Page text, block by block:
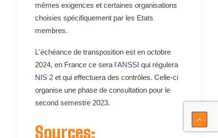
mêmes exigences et certaines organisations
choisies spécifiquement par les Etats
membres.
L'échéance de transposition est en octobre
2024, en France ce sera l'ANSSI qui régulera
NIS 2 et qui effectuera des contrôles. Celle-ci
organise une phase de consultation pour le
second semestre 2023.
Sources: